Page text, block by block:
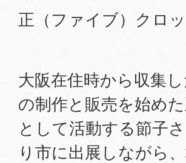
正（ファイブ）クロ
大阪在住時から収集
の制作と販売を始め
として活動する節子
り市に出展しながら